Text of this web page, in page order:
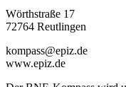
Wörthstraße 17
72764 Reutlingen
kompass@epiz.de
www.epiz.de